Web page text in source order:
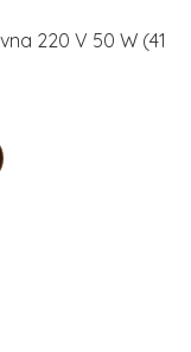
220 V 50 W (41